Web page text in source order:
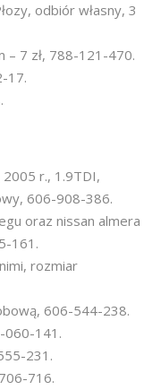
odbiór własny, 3
7 zł, 788-121-470.
17.
r., 1.9TDI,
606-908-386.
oraz nissan almera
161.
rozmiar
606-544-238.
060-141.
231.
716.